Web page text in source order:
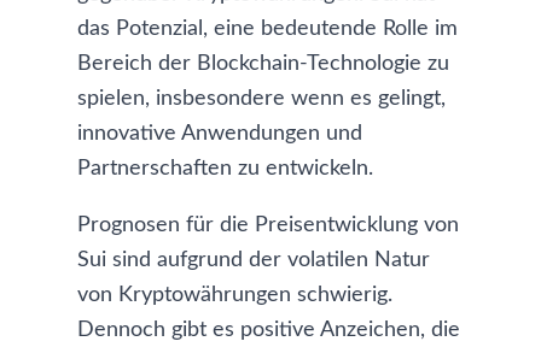
das Potenzial, eine bedeutende Rolle im
Bereich der Blockchain-Technologie zu
spielen, insbesondere wenn es gelingt,
innovative Anwendungen und
Partnerschaften zu entwickeln.
Prognosen für die Preisentwicklung von
Sui sind aufgrund der volatilen Natur
von Kryptowährungen schwierig.
Dennoch gibt es positive Anzeichen, die